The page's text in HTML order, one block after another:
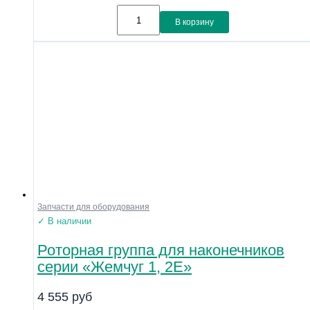
В корзину
Запчасти для оборудования
✓ В наличии
Роторная группа для наконечников
серии «Жемчуг 1, 2Е»
4 555 руб